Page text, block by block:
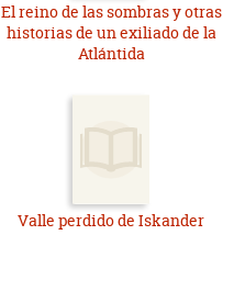
El reino de las sombras y otras
historias de un exiliado de la
Atlántida
Valle perdido de Iskander